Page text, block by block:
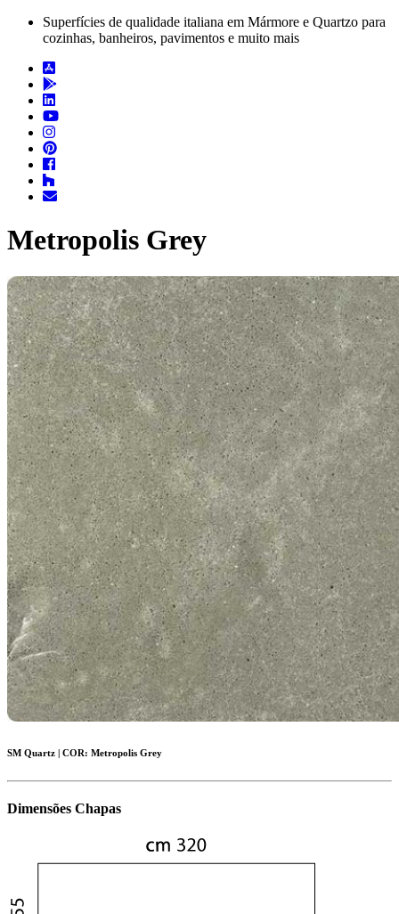
Superfícies de qualidade italiana em Mármore e Quartzo para
cozinhas, banheiros, pavimentos e muito mais
Metropolis Grey
SM Quartz | COR: Metropolis Grey
Dimensões Chapas